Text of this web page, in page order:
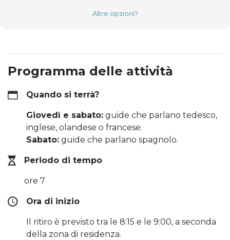
Altre opzioni?
Programma delle attività
Quando si terrà?
Giovedì e sabato: guide che parlano tedesco,
inglese, olandese o francese.
Sabato: guide che parlano spagnolo.
Periodo di tempo
ore 7
Ora di inizio
Il ritiro è previsto tra le 8:15 e le 9:00, a seconda
della zona di residenza.